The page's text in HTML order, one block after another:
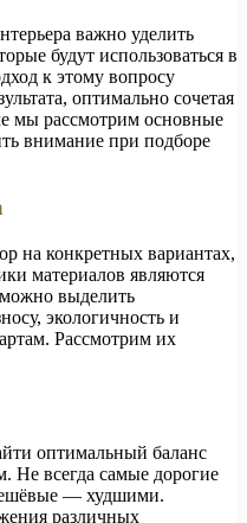
важно уделить
будут использоваться в
к этому вопросу
оптимально сочетая
мы рассмотрим основные
внимание при подборе
на конкретных вариантах,
материалов являются
выделить
экологичность и
Рассмотрим их
оптимальный баланс
Не всегда самые дорогие
— худшими.
различных